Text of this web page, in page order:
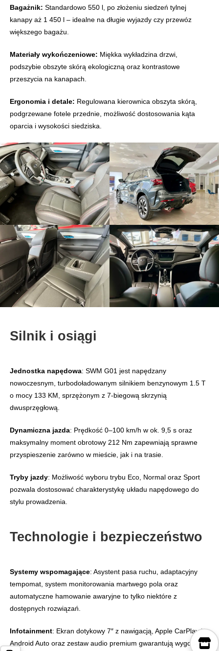
Bagażnik: Standardowo 550 l, po złożeniu siedzeń tylnej
kanapy aż 1 450 l – idealne na długie wyjazdy czy przewóz
większego bagażu.
Materiały wykończeniowe: Miękka wykładzina drzwi,
podszybie obszyte skórą ekologiczną oraz kontrastowe
przeszycia na kanapach.
Ergonomia i detale: Regulowana kierownica obszyta skórą,
podgrzewane fotele przednie, możliwość dostosowania kąta
oparcia i wysokości siedziska.
Silnik i osiągi
Jednostka napędowa: SWM G01 jest napędzany
nowoczesnym, turbodoładowanym silnikiem benzynowym 1.5 T
o mocy 133 KM, sprzężonym z 7‑biegową skrzynią
dwusprzęgłową.
Dynamiczna jazda: Prędkość 0–100 km/h w ok. 9,5 s oraz
maksymalny moment obrotowy 212 Nm zapewniają sprawne
przyspieszenie zarówno w mieście, jak i na trasie.
Tryby jazdy: Możliwość wyboru trybu Eco, Normal oraz Sport
pozwala dostosować charakterystykę układu napędowego do
stylu prowadzenia.
Technologie i bezpieczeństwo
Systemy wspomagające: Asystent pasa ruchu, adaptacyjny
tempomat, system monitorowania martwego pola oraz
automatyczne hamowanie awaryjne to tylko niektóre z
dostępnych rozwiązań.
Infotainment: Ekran dotykowy 7″ z nawigacją, Apple CarPlay i
Android Auto oraz zestaw audio premium gwarantują wygodę i